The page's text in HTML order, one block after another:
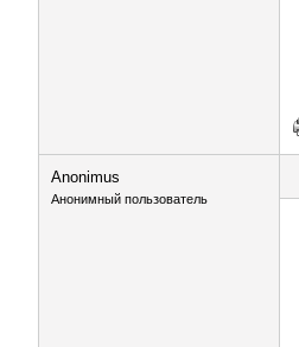
Anоnimus
Анонимный пользователь